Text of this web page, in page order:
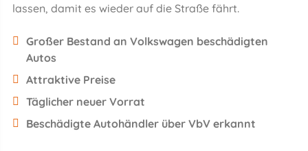
lassen, damit es wieder auf die Straße fährt.
Großer Bestand an Volkswagen beschädigten
Autos
Attraktive Preise
Täglicher neuer Vorrat
Beschädigte Autohändler über VbV erkannt